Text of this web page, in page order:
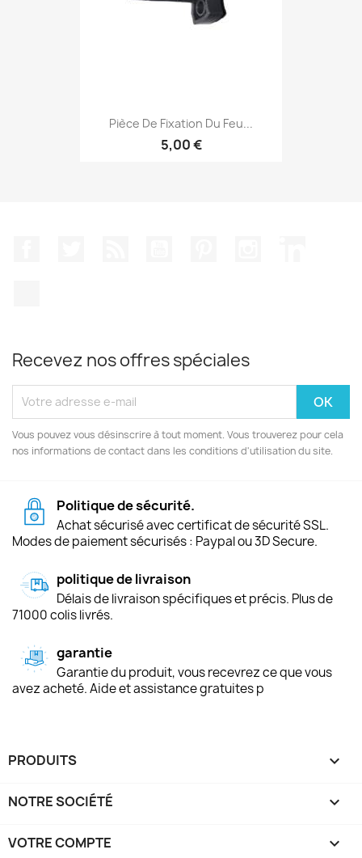
Pièce De Fixation Du Feu...
5,00 €
Recevez nos offres spéciales
Vous pouvez vous désinscrire à tout moment. Vous trouverez pour cela
nos informations de contact dans les conditions d'utilisation du site.
Politique de sécurité.
Achat sécurisé avec certificat de sécurité SSL.
Modes de paiement sécurisés : Paypal ou 3D Secure.
politique de livraison
Délais de livraison spécifiques et précis. Plus de
71000 colis livrés.
garantie
Garantie du produit, vous recevrez ce que vous
avez acheté. Aide et assistance gratuites p
PRODUITS 
NOTRE SOCIÉTÉ 
VOTRE COMPTE 